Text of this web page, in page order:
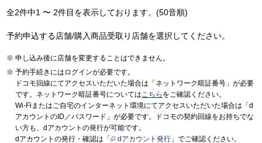
全2件中1 〜 2件目を表示しております。(50音順)
予約申込する店舗/購入商品受取り店舗を選択してください。
申し込み後に店舗を変更することはできません。
予約手続きにはログインが必要です。
ドコモ回線にてアクセスいただいた場合は「ネットワーク暗証番号」が必要
です。ネットワーク暗証番号についてはこちら をご確認ください。
Wi-Fiまたはご自宅のインターネット環境にてアクセスいただいた場合は「d
アカウントのID／パスワード」が必要です。ドコモの契約回線をお持ちでな
い方も、dアカウントの発行が可能です。
dアカウントの発行・確認は「
dアカウント発行 」でご確認ください。